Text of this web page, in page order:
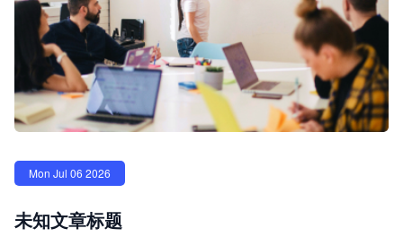
Mon Jul 06 2026
未知文章标题